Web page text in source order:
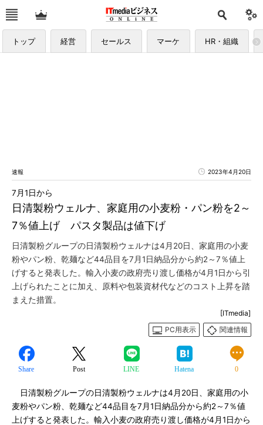
トップ 経営 セールス マーケ HR・組織
速報 2023年4月20日
日清製粉ウェルナ、家庭用の小麦粉・パン粉を2～
7％値上げ パスタ製品は値下げ
7月1日から
日清製粉グループの日清製粉ウェルナは4月20日、家庭用の小麦
粉やパン粉、乾麺など44品目を7月1日納品分から約2～7％値上
げすると発表した。輸入小麦の政府売り渡し価格が4月1日から引
上げられたことに加え、原料や包装資材代などのコスト上昇を踏
まえた措置。
[ITmedia]
PC用表示
関連情報
Share Post LINE Hatena 0
日清製粉グループの日清製粉ウェルナは4月20日、家庭用の小
麦粉やパン粉、乾麺など44品目を7月1日納品分から約2～7％値
上げすると発表した。輸入小麦の政府売り渡し価格が4月1日から